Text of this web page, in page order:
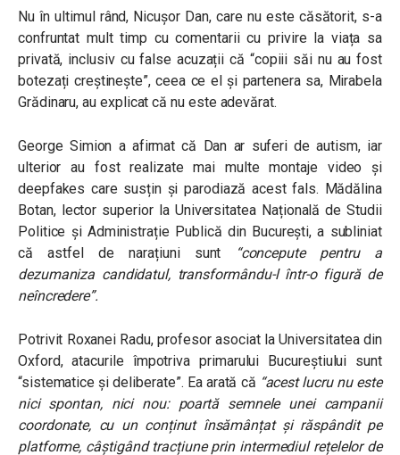
Nu în ultimul rând, Nicușor Dan, care nu este căsătorit, s-a
confruntat mult timp cu comentarii cu privire la viața sa
privată, inclusiv cu false acuzații că “copiii săi nu au fost
botezați creștinește”, ceea ce el și partenera sa, Mirabela
Grădinaru, au explicat că nu este adevărat.
George Simion a afirmat că Dan ar suferi de autism, iar
ulterior au fost realizate mai multe montaje video și
deepfakes care susțin și parodiază acest fals. Mădălina
Botan, lector superior la Universitatea Națională de Studii
Politice și Administrație Publică din București, a subliniat
că astfel de narațiuni sunt “concepute pentru a
dezumaniza candidatul, transformându-l într-o figură de
neîncredere”.
Potrivit Roxanei Radu, profesor asociat la Universitatea din
Oxford, atacurile împotriva primarului Bucureștiului sunt
“sistematice și deliberate”. Ea arată că “acest lucru nu este
nici spontan, nici nou: poartă semnele unei campanii
coordonate, cu un conținut însămânțat și răspândit pe
platforme, câștigând tracțiune prin intermediul rețelelor de